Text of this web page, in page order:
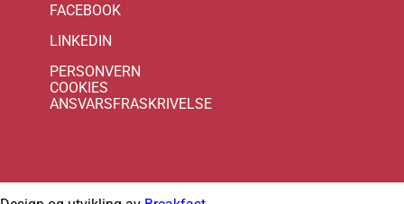
FACEBOOK
LINKEDIN
PERSONVERN
COOKIES
ANSVARSFRASKRIVELSE